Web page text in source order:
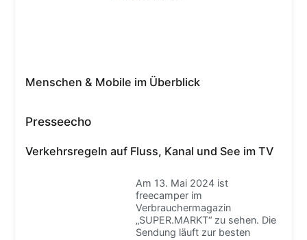
Menschen & Mobile im Überblick
Presseecho
Verkehrsregeln auf Fluss, Kanal und See im TV
Am 13. Mai 2024 ist
freecamper im
Verbrauchermagazin
„SUPER.MARKT“ zu sehen. Die
Sendung läuft zur besten